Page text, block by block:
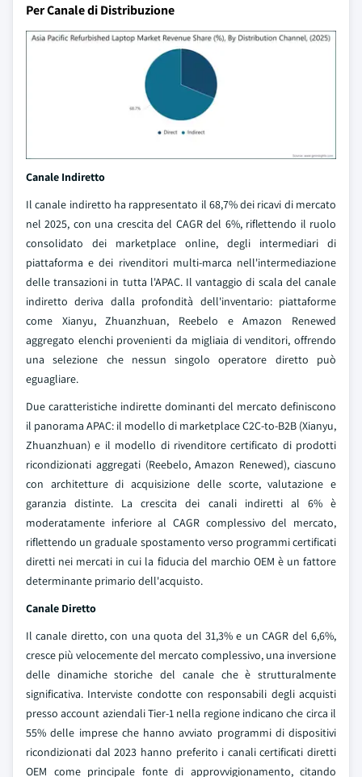
Per Canale di Distribuzione
Canale Indiretto
Il canale indiretto ha rappresentato il 68,7% dei ricavi di mercato
nel 2025, con una crescita del CAGR del 6%, riflettendo il ruolo
consolidato dei marketplace online, degli intermediari di
piattaforma e dei rivenditori multi-marca nell'intermediazione
delle transazioni in tutta l'APAC. Il vantaggio di scala del canale
indiretto deriva dalla profondità dell'inventario: piattaforme
come Xianyu, Zhuanzhuan, Reebelo e Amazon Renewed
aggregato elenchi provenienti da migliaia di venditori, offrendo
una selezione che nessun singolo operatore diretto può
eguagliare.
Due caratteristiche indirette dominanti del mercato definiscono
il panorama APAC: il modello di marketplace C2C-to-B2B (Xianyu,
Zhuanzhuan) e il modello di rivenditore certificato di prodotti
ricondizionati aggregati (Reebelo, Amazon Renewed), ciascuno
con architetture di acquisizione delle scorte, valutazione e
garanzia distinte. La crescita dei canali indiretti al 6% è
moderatamente inferiore al CAGR complessivo del mercato,
riflettendo un graduale spostamento verso programmi certificati
diretti nei mercati in cui la fiducia del marchio OEM è un fattore
determinante primario dell'acquisto.
Canale Diretto
Il canale diretto, con una quota del 31,3% e un CAGR del 6,6%,
cresce più velocemente del mercato complessivo, una inversione
delle dinamiche storiche del canale che è strutturalmente
significativa. Interviste condotte con responsabili degli acquisti
presso account aziendali Tier-1 nella regione indicano che circa il
55% delle imprese che hanno avviato programmi di dispositivi
ricondizionati dal 2023 hanno preferito i canali certificati diretti
OEM come principale fonte di approvvigionamento, citando